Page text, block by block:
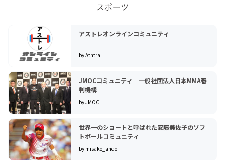
スポーツ
アストレオンラインコミュニティ
by Athtra
JMOCコミュニティ｜一般社団法人日本MMA審
判機構
by JMOC
世界一のショートと呼ばれた安藤美佐子のソフ
トボールコミュニティ
by misako_ando